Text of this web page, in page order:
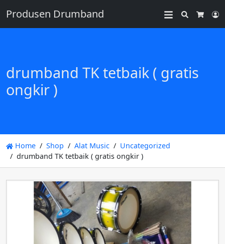
Produsen Drumband
Search
drumband TK tetbaik ( gratis
ongkir )
Home Shop Alat Music
Uncategorized
drumband TK tetbaik ( gratis ongkir )